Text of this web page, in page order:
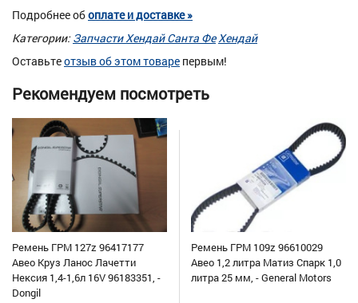
Подробнее обоплате и доставке »
Категории: Запчасти Хендай Санта Фе Хендай
Оставьтеотзыв об этом товаре первым!
Рекомендуем посмотреть
Ремень ГРМ 127z 96417177
Авео Круз Ланос Лачетти
Нексия 1,4-1,6л 16V 96183351, -
Dongil
Ремень ГРМ 109z 96610029
Авео 1,2 литра Матиз Спарк 1,0
литра 25 мм, - General Motors